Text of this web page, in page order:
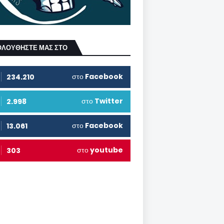
ΜΑΣ ΣΤΟ
234.210 στο Facebook
2.998 στο Twitter
13.061 στο Facebook
303 στοyoutube